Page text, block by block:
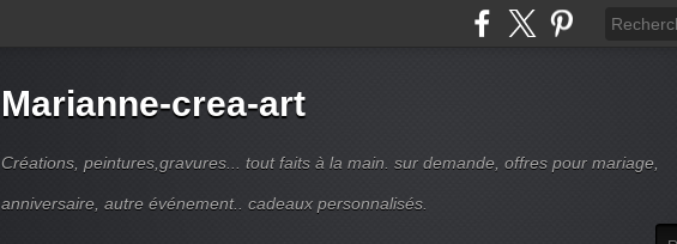
Marianne-crea-art
Créations, peintures,gravures... tout faits à la main. sur demande, offres pour mariage,
anniversaire, autre événement.. cadeaux personnalisés.